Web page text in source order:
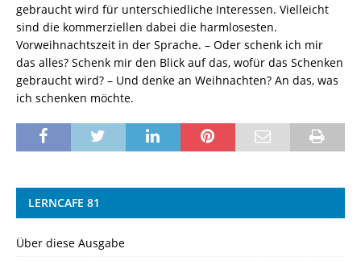
gebraucht wird für unterschiedliche Interessen. Vielleicht
sind die kommerziellen dabei die harmlosesten.
Vorweihnachtszeit in der Sprache. – Oder schenk ich mir
das alles? Schenk mir den Blick auf das, wofür das Schenken
gebraucht wird? – Und denke an Weihnachten? An das, was
ich schenken möchte.
LERNCAFE 81
Über diese Ausgabe